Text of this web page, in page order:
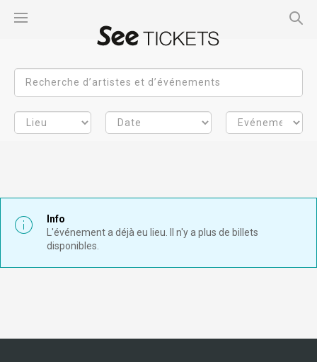
Info
L'événement a déjà eu lieu. Il n'y a plus de billets
disponibles.